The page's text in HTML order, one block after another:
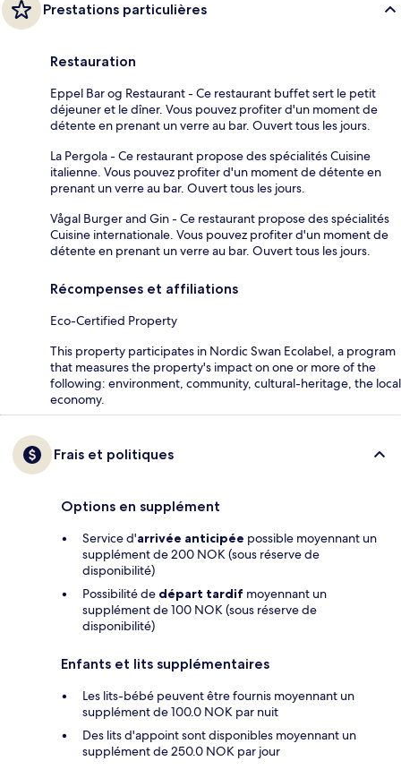
Prestations particulières
Restauration
Eppel Bar og Restaurant - Ce restaurant buffet sert le petit
déjeuner et le dîner. Vous pouvez profiter d'un moment de
détente en prenant un verre au bar. Ouvert tous les jours.
La Pergola - Ce restaurant propose des spécialités Cuisine
italienne. Vous pouvez profiter d'un moment de détente en
prenant un verre au bar. Ouvert tous les jours.
Vågal Burger and Gin - Ce restaurant propose des spécialités
Cuisine internationale. Vous pouvez profiter d'un moment de
détente en prenant un verre au bar. Ouvert tous les jours.
Récompenses et affiliations
Eco-Certified Property
This property participates in Nordic Swan Ecolabel, a program
that measures the property's impact on one or more of the
following: environment, community, cultural-heritage, the local
economy.
Frais et politiques
Options en supplément
Service d'arrivée anticipée possible moyennant un
supplément de 200 NOK (sous réserve de
disponibilité)
Possibilité de départ tardif moyennant un
supplément de 100 NOK (sous réserve de
disponibilité)
Enfants et lits supplémentaires
Les lits-bébé peuvent être fournis moyennant un
supplément de 100.0 NOK par nuit
Des lits d'appoint sont disponibles moyennant un
supplément de 250.0 NOK par jour